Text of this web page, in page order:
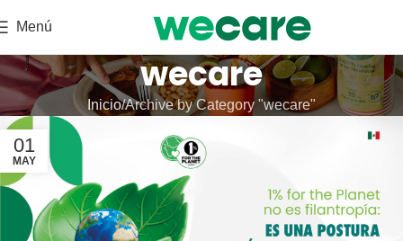
Menú
wecare
Inicio Archive by Category "wecare"
01
MAY